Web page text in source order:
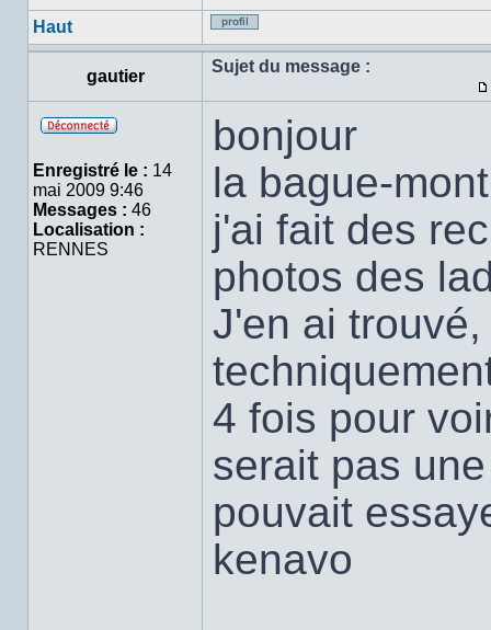
Haut
Profil
gautier
Sujet du message :
ligne
Enregistré le : 14
mai 2009 9:46
Messages : 46
Localisation :
RENNES
bonjour
la bague-
j'ai fait des
photos des
J'en ai
4 fois pour
serait pas
pouvait
kenavo